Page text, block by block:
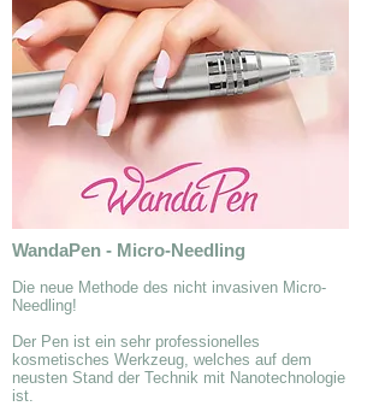
WandaPen - Micro-Needling
Die neue Methode des nicht invasiven Micro-
Needling!
Der Pen ist ein sehr professionelles
kosmetisches Werkzeug, welches auf dem
neusten Stand der Technik mit Nanotechnologie
ist.